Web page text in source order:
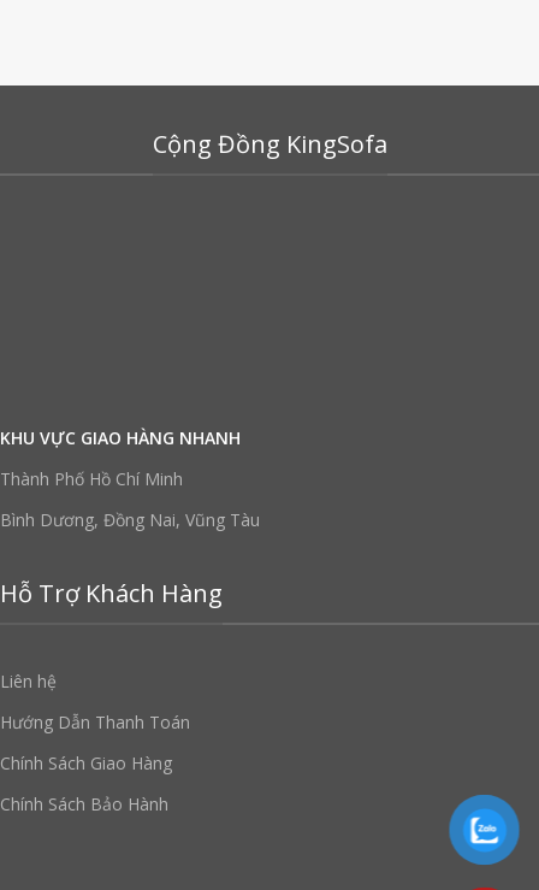
Cộng Đồng KingSofa
KHU VỰC GIAO HÀNG NHANH
Thành Phố Hồ Chí Minh
Bình Dương, Đồng Nai, Vũng Tàu
Hỗ Trợ Khách Hàng
Liên hệ
Hướng Dẫn Thanh Toán
Chính Sách Giao Hàng
Chính Sách Bảo Hành